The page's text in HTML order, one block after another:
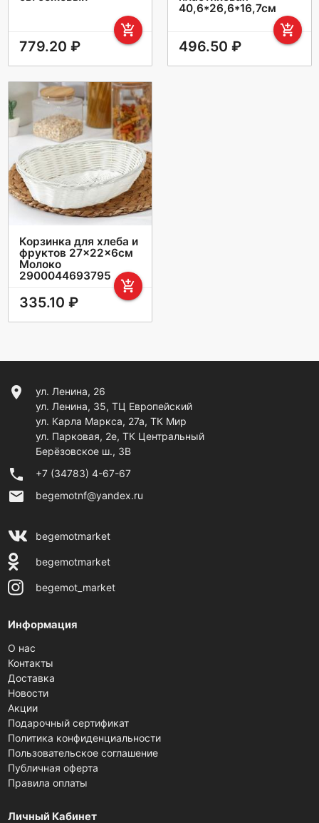
add_shopping_cart
779.20 ₽
40,6*26,6*16,7см
add_shopping_cart
496.50 ₽
Корзинка для хлеба и
фруктов 27×22×6см
Молоко
2900044693795
add_shopping_cart
335.10 ₽
location_on
ул. Ленина, 26
ул. Ленина, 35, ТЦ Европейский
ул. Карла Маркса, 27а, ТК Мир
ул. Парковая, 2е, ТК Центральный
Берёзовское ш., 3В
phone +7 (34783) 4-67-67
email begemotnf@yandex.ru
begemotmarket
begemotmarket
begemot_market
Информация
О нас
Контакты
Доставка
Новости
Акции
Подарочный сертификат
Политика конфиденциальности
Пользовательское соглашение
Публичная оферта
Правила оплаты
Личный Кабинет